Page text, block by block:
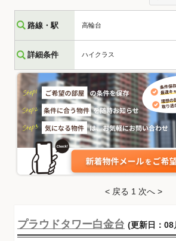
路線・駅 高輪台
詳細条件 ハイクラス
< 戻る 1 次へ >
プラウドタワー白金台 (更新日：08